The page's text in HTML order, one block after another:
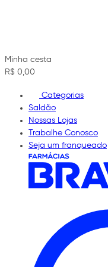
Minha cesta
R$ 0,00
Categorias
Saldão
Nossas Lojas
Trabalhe Conosco
Seja um franqueado